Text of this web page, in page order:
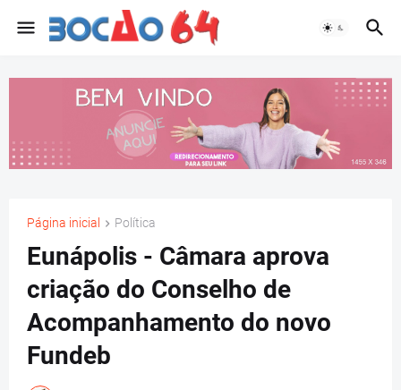
Página inicial Política
Eunápolis - Câmara aprova
criação do Conselho de
Acompanhamento do novo
Fundeb